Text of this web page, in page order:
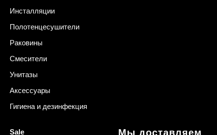
Инсталляции
Полотенцесушители
Раковины
Смесители
Унитазы
Аксессуары
Гигиена и дезинфекция
Sale
Мы доставляем